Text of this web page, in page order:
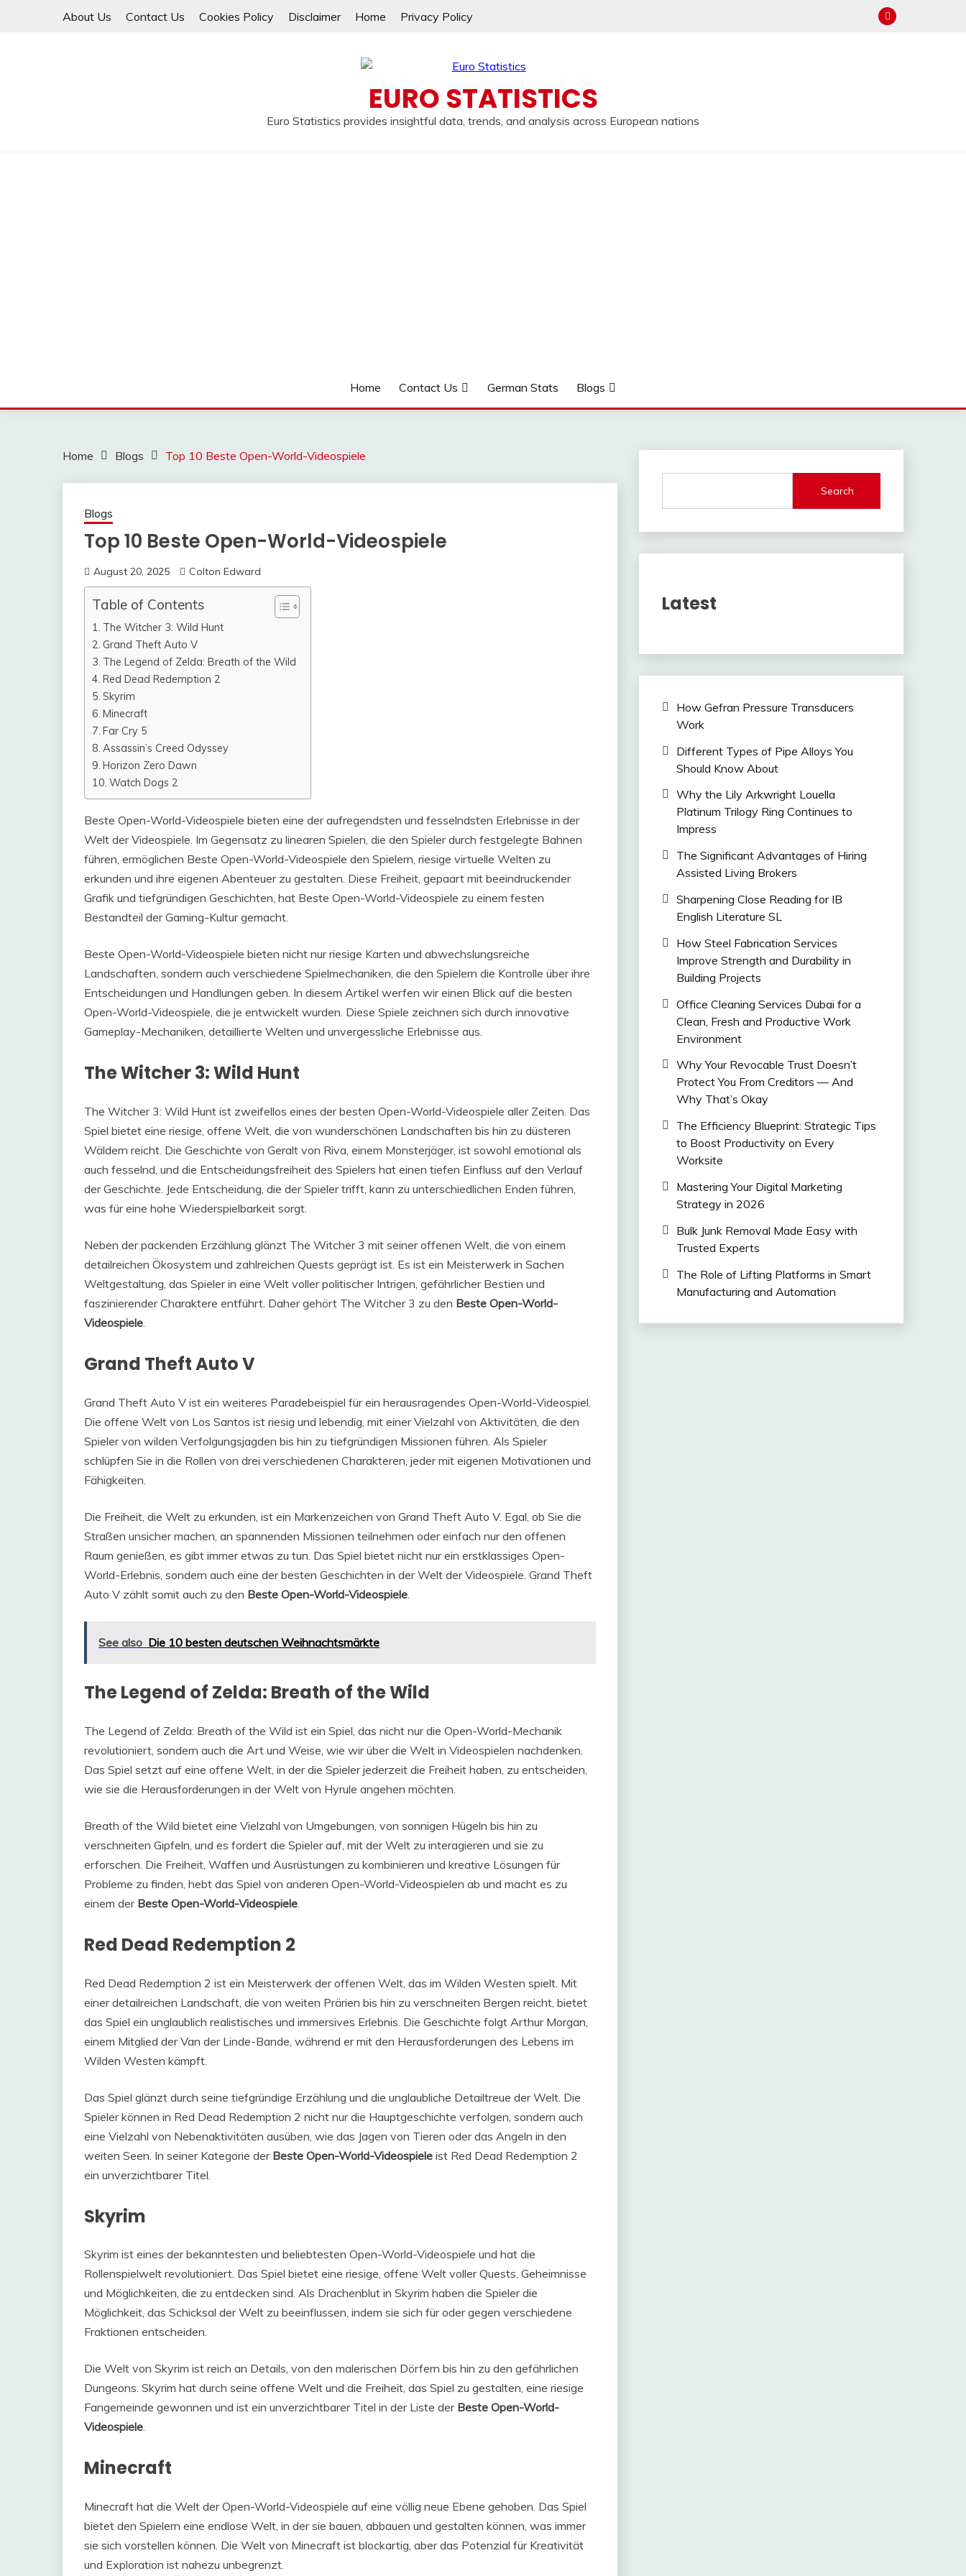
About Us Contact Us Cookies Policy Disclaimer Home Privacy Policy
EURO STATISTICS
Euro Statistics provides insightful data, trends, and analysis across European nations
Home Contact Us German Stats Blogs
Home Blogs Top 10 Beste Open-World-Videospiele
Blogs
Top 10 Beste Open-World-Videospiele
August 20, 2025 Colton Edward
Table of Contents
The Witcher 3: Wild Hunt
Grand Theft Auto V
The Legend of Zelda: Breath of the Wild
Red Dead Redemption 2
Skyrim
Minecraft
Far Cry 5
Assassin’s Creed Odyssey
Horizon Zero Dawn
Watch Dogs 2
Beste Open-World-Videospiele bieten eine der aufregendsten und fesselndsten Erlebnisse in der
Welt der Videospiele. Im Gegensatz zu linearen Spielen, die den Spieler durch festgelegte Bahnen
führen, ermöglichen Beste Open-World-Videospiele den Spielern, riesige virtuelle Welten zu
erkunden und ihre eigenen Abenteuer zu gestalten. Diese Freiheit, gepaart mit beeindruckender
Grafik und tiefgründigen Geschichten, hat Beste Open-World-Videospiele zu einem festen
Bestandteil der Gaming-Kultur gemacht.
Beste Open-World-Videospiele bieten nicht nur riesige Karten und abwechslungsreiche
Landschaften, sondern auch verschiedene Spielmechaniken, die den Spielern die Kontrolle über ihre
Entscheidungen und Handlungen geben. In diesem Artikel werfen wir einen Blick auf die besten
Open-World-Videospiele, die je entwickelt wurden. Diese Spiele zeichnen sich durch innovative
Gameplay-Mechaniken, detaillierte Welten und unvergessliche Erlebnisse aus.
The Witcher 3: Wild Hunt
The Witcher 3: Wild Hunt ist zweifellos eines der besten Open-World-Videospiele aller Zeiten. Das
Spiel bietet eine riesige, offene Welt, die von wunderschönen Landschaften bis hin zu düsteren
Wäldern reicht. Die Geschichte von Geralt von Riva, einem Monsterjäger, ist sowohl emotional als
auch fesselnd, und die Entscheidungsfreiheit des Spielers hat einen tiefen Einfluss auf den Verlauf
der Geschichte. Jede Entscheidung, die der Spieler trifft, kann zu unterschiedlichen Enden führen,
was für eine hohe Wiederspielbarkeit sorgt.
Neben der packenden Erzählung glänzt The Witcher 3 mit seiner offenen Welt, die von einem
detailreichen Ökosystem und zahlreichen Quests geprägt ist. Es ist ein Meisterwerk in Sachen
Weltgestaltung, das Spieler in eine Welt voller politischer Intrigen, gefährlicher Bestien und
faszinierender Charaktere entführt. Daher gehört The Witcher 3 zu den Beste Open-World-
Videospiele
Grand Theft Auto V
Grand Theft Auto V ist ein weiteres Paradebeispiel für ein herausragendes Open-World-Videospiel.
Die offene Welt von Los Santos ist riesig und lebendig, mit einer Vielzahl von Aktivitäten, die den
Spieler von wilden Verfolgungsjagden bis hin zu tiefgründigen Missionen führen. Als Spieler
schlüpfen Sie in die Rollen von drei verschiedenen Charakteren, jeder mit eigenen Motivationen und
Fähigkeiten.
Die Freiheit, die Welt zu erkunden, ist ein Markenzeichen von Grand Theft Auto V. Egal, ob Sie die
Straßen unsicher machen, an spannenden Missionen teilnehmen oder einfach nur den offenen
Raum genießen, es gibt immer etwas zu tun. Das Spiel bietet nicht nur ein erstklassiges Open-
World-Erlebnis, sondern auch eine der besten Geschichten in der Welt der Videospiele. Grand Theft
Auto V zählt somit auch zu den Beste Open-World-Videospiele
See also Die 10 besten deutschen Weihnachtsmärkte
The Legend of Zelda: Breath of the Wild
The Legend of Zelda: Breath of the Wild ist ein Spiel, das nicht nur die Open-World-Mechanik
revolutioniert, sondern auch die Art und Weise, wie wir über die Welt in Videospielen nachdenken.
Das Spiel setzt auf eine offene Welt, in der die Spieler jederzeit die Freiheit haben, zu entscheiden,
wie sie die Herausforderungen in der Welt von Hyrule angehen möchten.
Breath of the Wild bietet eine Vielzahl von Umgebungen, von sonnigen Hügeln bis hin zu
verschneiten Gipfeln, und es fordert die Spieler auf, mit der Welt zu interagieren und sie zu
erforschen. Die Freiheit, Waffen und Ausrüstungen zu kombinieren und kreative Lösungen für
Probleme zu finden, hebt das Spiel von anderen Open-World-Videospielen ab und macht es zu
einem der Beste Open-World-Videospiele
Red Dead Redemption 2
Red Dead Redemption 2 ist ein Meisterwerk der offenen Welt, das im Wilden Westen spielt. Mit
einer detailreichen Landschaft, die von weiten Prärien bis hin zu verschneiten Bergen reicht, bietet
das Spiel ein unglaublich realistisches und immersives Erlebnis. Die Geschichte folgt Arthur Morgan,
einem Mitglied der Van der Linde-Bande, während er mit den Herausforderungen des Lebens im
Wilden Westen kämpft.
Das Spiel glänzt durch seine tiefgründige Erzählung und die unglaubliche Detailtreue der Welt. Die
Spieler können in Red Dead Redemption 2 nicht nur die Hauptgeschichte verfolgen, sondern auch
eine Vielzahl von Nebenaktivitäten ausüben, wie das Jagen von Tieren oder das Angeln in den
weiten Seen. In seiner Kategorie der Beste Open-World-Videospiele ist Red Dead Redemption 2
ein unverzichtbarer Titel.
Skyrim
Skyrim ist eines der bekanntesten und beliebtesten Open-World-Videospiele und hat die
Rollenspielwelt revolutioniert. Das Spiel bietet eine riesige, offene Welt voller Quests, Geheimnisse
und Möglichkeiten, die zu entdecken sind. Als Drachenblut in Skyrim haben die Spieler die
Möglichkeit, das Schicksal der Welt zu beeinflussen, indem sie sich für oder gegen verschiedene
Fraktionen entscheiden.
Die Welt von Skyrim ist reich an Details, von den malerischen Dörfern bis hin zu den gefährlichen
Dungeons. Skyrim hat durch seine offene Welt und die Freiheit, das Spiel zu gestalten, eine riesige
Fangemeinde gewonnen und ist ein unverzichtbarer Titel in der Liste der Beste Open-World-
Videospiele.
Minecraft
Minecraft hat die Welt der Open-World-Videospiele auf eine völlig neue Ebene gehoben. Das Spiel
bietet den Spielern eine endlose Welt, in der sie bauen, abbauen und gestalten können, was immer
sie sich vorstellen können. Die Welt von Minecraft ist blockartig, aber das Potenzial für Kreativität
und Exploration ist nahezu unbegrenzt.
Search
Latest
How Gefran Pressure Transducers
Work
Different Types of Pipe Alloys You
Should Know About
Why the Lily Arkwright Louella
Platinum Trilogy Ring Continues to
Impress
The Significant Advantages of Hiring
Assisted Living Brokers
Sharpening Close Reading for IB
English Literature SL
How Steel Fabrication Services
Improve Strength and Durability in
Building Projects
Office Cleaning Services Dubai for a
Clean, Fresh and Productive Work
Environment
Why Your Revocable Trust Doesn’t
Protect You From Creditors — And
Why That’s Okay
The Efficiency Blueprint: Strategic Tips
to Boost Productivity on Every
Worksite
Mastering Your Digital Marketing
Strategy in 2026
Bulk Junk Removal Made Easy with
Trusted Experts
The Role of Lifting Platforms in Smart
Manufacturing and Automation